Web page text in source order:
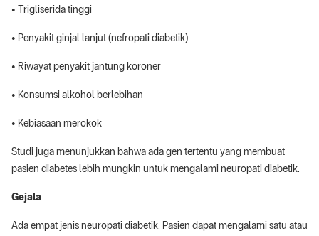
• Trigliserida tinggi
• Penyakit ginjal lanjut (nefropati diabetik)
• Riwayat penyakit jantung koroner
• Konsumsi alkohol berlebihan
• Kebiasaan merokok
Studi juga menunjukkan bahwa ada gen tertentu yang membuat
pasien diabetes lebih mungkin untuk mengalami neuropati diabetik.
Gejala
Ada empat jenis neuropati diabetik. Pasien dapat mengalami satu atau